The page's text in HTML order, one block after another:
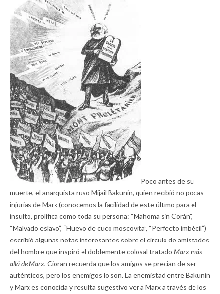
Poco antes de su
muerte, el anarquista ruso Mijail Bakunin, quien recibió no pocas
injurias de Marx (conocemos la facilidad de este último para el
insulto, prolífica como toda su persona: “Mahoma sin Corán”,
“Malvado eslavo”, “Huevo de cuco moscovita”, “Perfecto imbécil”)
escribió algunas notas interesantes sobre el círculo de amistades
del hombre que inspiró el doblemente colosal tratado Marx más
allá de Marx. Cioran recuerda que los amigos se precian de ser
auténticos, pero los enemigos lo son. La enemistad entre Bakunin
y Marx es conocida y resulta sugestivo ver a Marx a través de los